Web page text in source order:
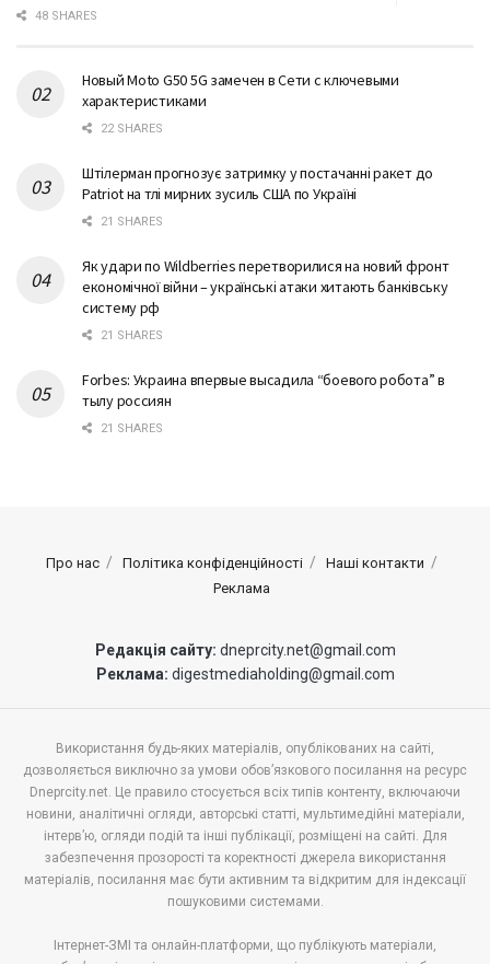
48 SHARES
Новый Moto G50 5G замечен в Сети с ключевыми
характеристиками
22 SHARES
Штілерман прогнозує затримку у постачанні ракет до
Patriot на тлі мирних зусиль США по Україні
21 SHARES
Як удари по Wildberries перетворилися на новий фронт
економічної війни – українські атаки хитають банківську
систему рф
21 SHARES
Forbes: Украина впервые высадила “боевого робота” в
тылу россиян
21 SHARES
Про нас Політика конфіденційності
Наші контакти
Реклама
Редакція сайту: dneprcity.net@gmail.com
Реклама: digestmediaholding@gmail.com
Використання будь-яких матеріалів, опублікованих на сайті,
дозволяється виключно за умови обов’язкового посилання на ресурс
Dneprcity.net. Це правило стосується всіх типів контенту, включаючи
новини, аналітичні огляди, авторські статті, мультимедійні матеріали,
інтерв’ю, огляди подій та інші публікації, розміщені на сайті. Для
забезпечення прозорості та коректності джерела використання
матеріалів, посилання має бути активним та відкритим для індексації
пошуковими системами.
Інтернет-ЗМІ та онлайн-платформи, що публікують матеріали,